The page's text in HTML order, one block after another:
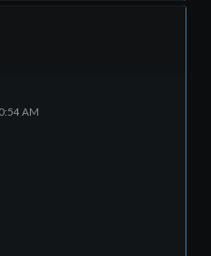
AM